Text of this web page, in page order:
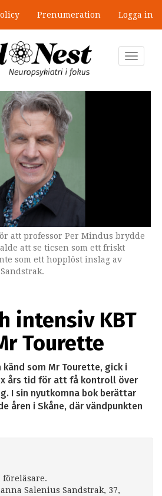
Prenumeration Logga in
Toggle
att professor Per Mindus brydde
att se ticsen som ett friskt
som ett hopplöst inslag av
intensiv KBT
Tourette
känd som Mr Tourette, gick i
års tid för att få kontroll över
I sin nyutkomna bok berättar
åren i Skåne, där vändpunkten
föreläsare.
Salenius Sandstrak, 37,
gick bra – just därför togs
bort”